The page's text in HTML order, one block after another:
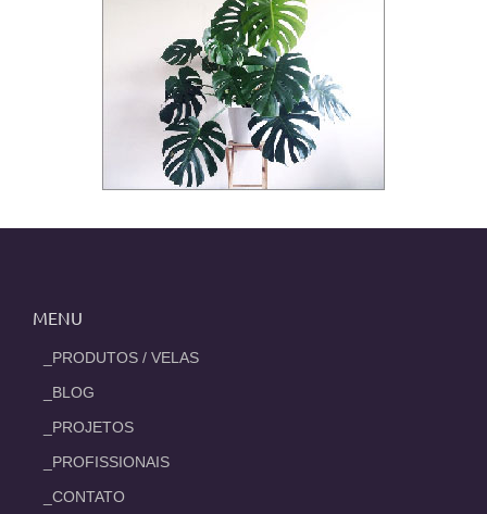
MENU
_PRODUTOS / VELAS
_BLOG
_PROJETOS
_PROFISSIONAIS
_CONTATO